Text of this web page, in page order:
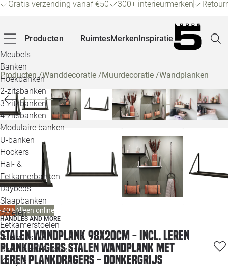
Gratis verzending vanaf €50 300+ interieurmerken
Producten
Meubels
Banken
Hoekbanken
2-zitsbanken
3-zitsbanken
4-zitsbanken
Modulaire banken
U-banken
Hockers
Hal- &
Eetkamerbanken
Daybeds
Slaapbanken
Stoelen
Eetkamerstoelen
Fauteuils
Barkrukken & -stoelen
Krukjes
RuimtesMerkenInspiratie
Producten/Wanddecoratie /Muurdecoratie /Wandplanken
-40%Alleen online
HANDLES AND MORE
Stalen wandplank 98x20cm - incl. leren
plankdragers Stalen wandplank met
leren plankdragers - Donkergrijs